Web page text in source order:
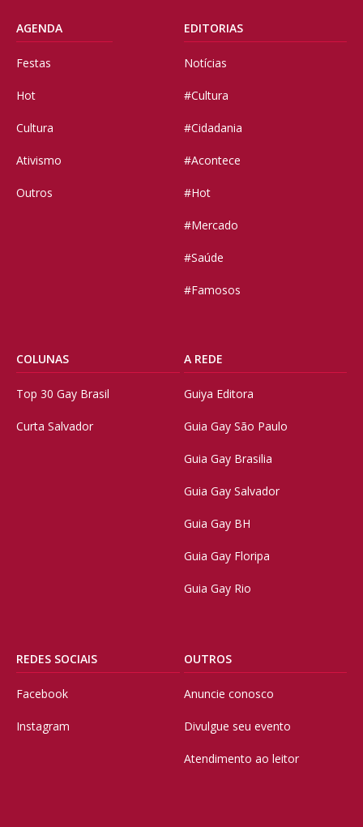
AGENDA
Festas
Hot
Cultura
Ativismo
Outros
EDITORIAS
Notícias
#Cultura
#Cidadania
#Acontece
#Hot
#Mercado
#Saúde
#Famosos
COLUNAS
Top 30 Gay Brasil
Curta Salvador
A REDE
Guiya Editora
Guia Gay São Paulo
Guia Gay Brasilia
Guia Gay Salvador
Guia Gay BH
Guia Gay Floripa
Guia Gay Rio
REDES SOCIAIS
Facebook
Instagram
OUTROS
Anuncie conosco
Divulgue seu evento
Atendimento ao leitor